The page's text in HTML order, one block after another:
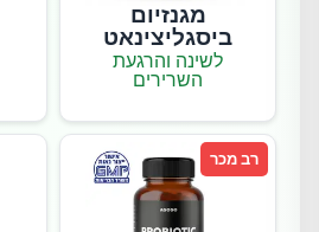
מגנזיום
ביסגליצינאט
לשינה והרגעת
השרירים
רב מכר